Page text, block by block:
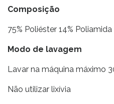
Composição
75% Poliéster 14%
Modo de lavagem
Lavar na máquina máximo
Não utilizar lixívia